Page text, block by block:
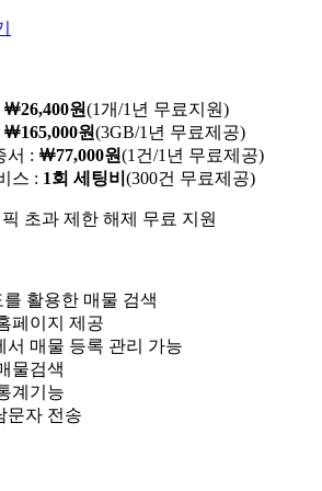
￦26,400원(1개/1년 무료지원)
￦165,000원(3GB/1년 무료제공)
서 : ￦77,000원(1건/1년 무료제공)
스 : 1회 세팅비 (300건 무료제공)
초과 제한 해제 무료 지원
를 활용한 매물 검색
페이지 제공
서 매물 등록 관리 가능
물검색
계기능
문자 전송